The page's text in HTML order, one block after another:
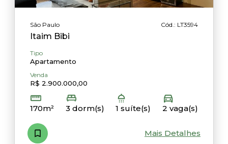
São Paulo Cód.: LT3594
Itaim Bibi
Tipo
Apartamento
Venda
R$ 2.900.000,00
170m² 3 dorm(s) 1 suíte(s) 2 vaga(s)
Mais Detalhes